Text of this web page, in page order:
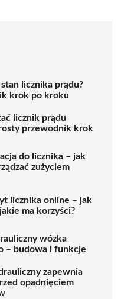
licznika prądu?
krok po kroku
licznik prądu
przewodnik krok
do licznika – jak
zużyciem
licznika online – jak
ma korzyści?
wózka
– budowa i funkcje
zapewnia
opadnięciem